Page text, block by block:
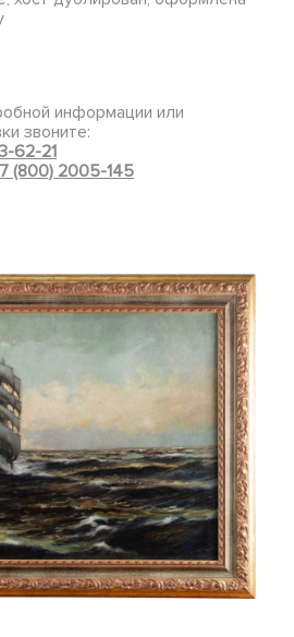
информации или
звоните:
62-21
(800) 2005-145